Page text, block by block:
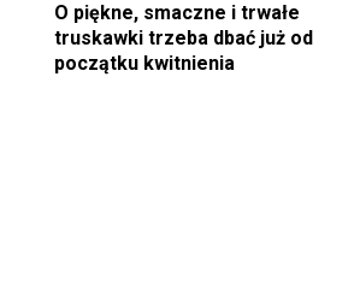
O piękne, smaczne i trwałe
truskawki trzeba dbać już od
początku kwitnienia